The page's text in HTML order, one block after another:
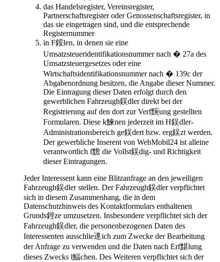
das Handelsregister, Vereinsregister,
Partnerschaftsregister oder Genossenschaftsregister, in
das sie eingetragen sind, und die entsprechende
Registernummer
in F鋖len, in denen sie eine
Umsatzsteueridentifikationsnummer nach � 27a des
Umsatzsteuergesetzes oder eine
Wirtschaftsidentifikationsnummer nach � 139c der
Abgabenordnung besitzen, die Angabe dieser Nummer.
Die Eintragung dieser Daten erfolgt durch den
gewerblichen Fahrzeugh鋘dler direkt bei der
Registrierung auf den dort zur Verf黦ung gestellten
Formularen. Diese k鰊nen jederzeit im H鋘dler-
Administrationsbereich ge鋘dert bzw. erg鋘zt werden.
Der gewerbliche Inserent von WebMobil24 ist alleine
verantwortlich f黵 die Vollst鋘dig- und Richtigkeit
dieser Eintragungen.
Jeder Interessent kann eine Blitzanfrage an den jeweiligen
Fahrzeugh鋘dler stellen. Der Fahrzeugh鋘dler verpflichtet
sich in diesem Zusammenhang, die in dem
Datenschutzhinweis des Kontaktformulars enthaltenen
Grunds鋞ze umzusetzen. Insbesondere verpflichtet sich der
Fahrzeugh鋘dler, die personenbezogenen Daten des
Interessenten ausschlie遧ich zum Zwecke der Bearbeitung
der Anfrage zu verwenden und die Daten nach Erf黮lung
dieses Zwecks l鰏chen. Des Weiteren verpflichtet sich der